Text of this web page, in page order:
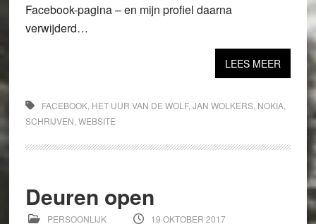
Facebook-pagina – en mijn profiel daarna
verwijderd…
LEES MEER
FACEBOOK, HET UUR VAN DE WOLF, JAN WOLKERS, NOKIA,
SCHRIJVEN WEBSITE
Deuren open
PERSOONLIJK 19 OKTOBER 2017